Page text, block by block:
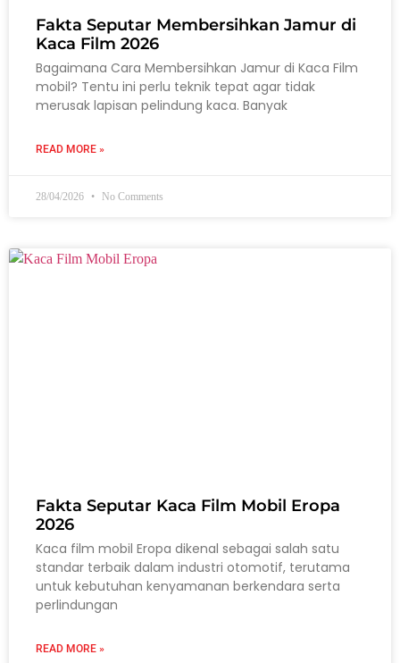
Fakta Seputar Membersihkan Jamur di
Kaca Film 2026
Bagaimana Cara Membersihkan Jamur di Kaca Film
mobil? Tentu ini perlu teknik tepat agar tidak
merusak lapisan pelindung kaca. Banyak
READ MORE »
28/04/2026 No Comments
Fakta Seputar Kaca Film Mobil Eropa
2026
Kaca film mobil Eropa dikenal sebagai salah satu
standar terbaik dalam industri otomotif, terutama
untuk kebutuhan kenyamanan berkendara serta
perlindungan
READ MORE »